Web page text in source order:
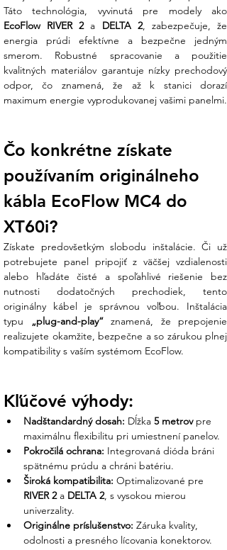
EcoFlow RIVER 2 a DELTA 2, zabezpečuje, že
energia prúdi efektívne a bezpečne jedným
smerom. Robustné spracovanie a použitie
kvalitných materiálov garantuje nízky prechodový
odpor, čo znamená, že až k stanici dorazí
maximum energie vyprodukovanej vašimi panelmi.
Čo konkrétne získate
používaním originálneho
kábla EcoFlow MC4 do
XT60i?
Získate predovšetkým slobodu inštalácie. Či už
potrebujete panel pripojiť z väčšej vzdialenosti
alebo hľadáte čisté a spoľahlivé riešenie bez
nutnosti dodatočných prechodiek, tento
originálny kábel je správnou voľbou. Inštalácia
typu
„plug-and-play“ znamená, že prepojenie
realizujete okamžite, bezpečne a so zárukou plnej
kompatibility s vaším systémom EcoFlow.
Kľúčové výhody:
Nadštandardný dosah: Dĺžka 5 metrov pre
maximálnu flexibilitu pri umiestnení panelov.
Pokročilá ochrana: Integrovaná dióda bráni
spätnému prúdu a chráni batériu.
Široká kompatibilita: Optimalizované pre
RIVER 2 a DELTA 2, s vysokou mierou
univerzality.
Originálne príslušenstvo: Záruka kvality,
odolnosti a presného lícovania konektorov.